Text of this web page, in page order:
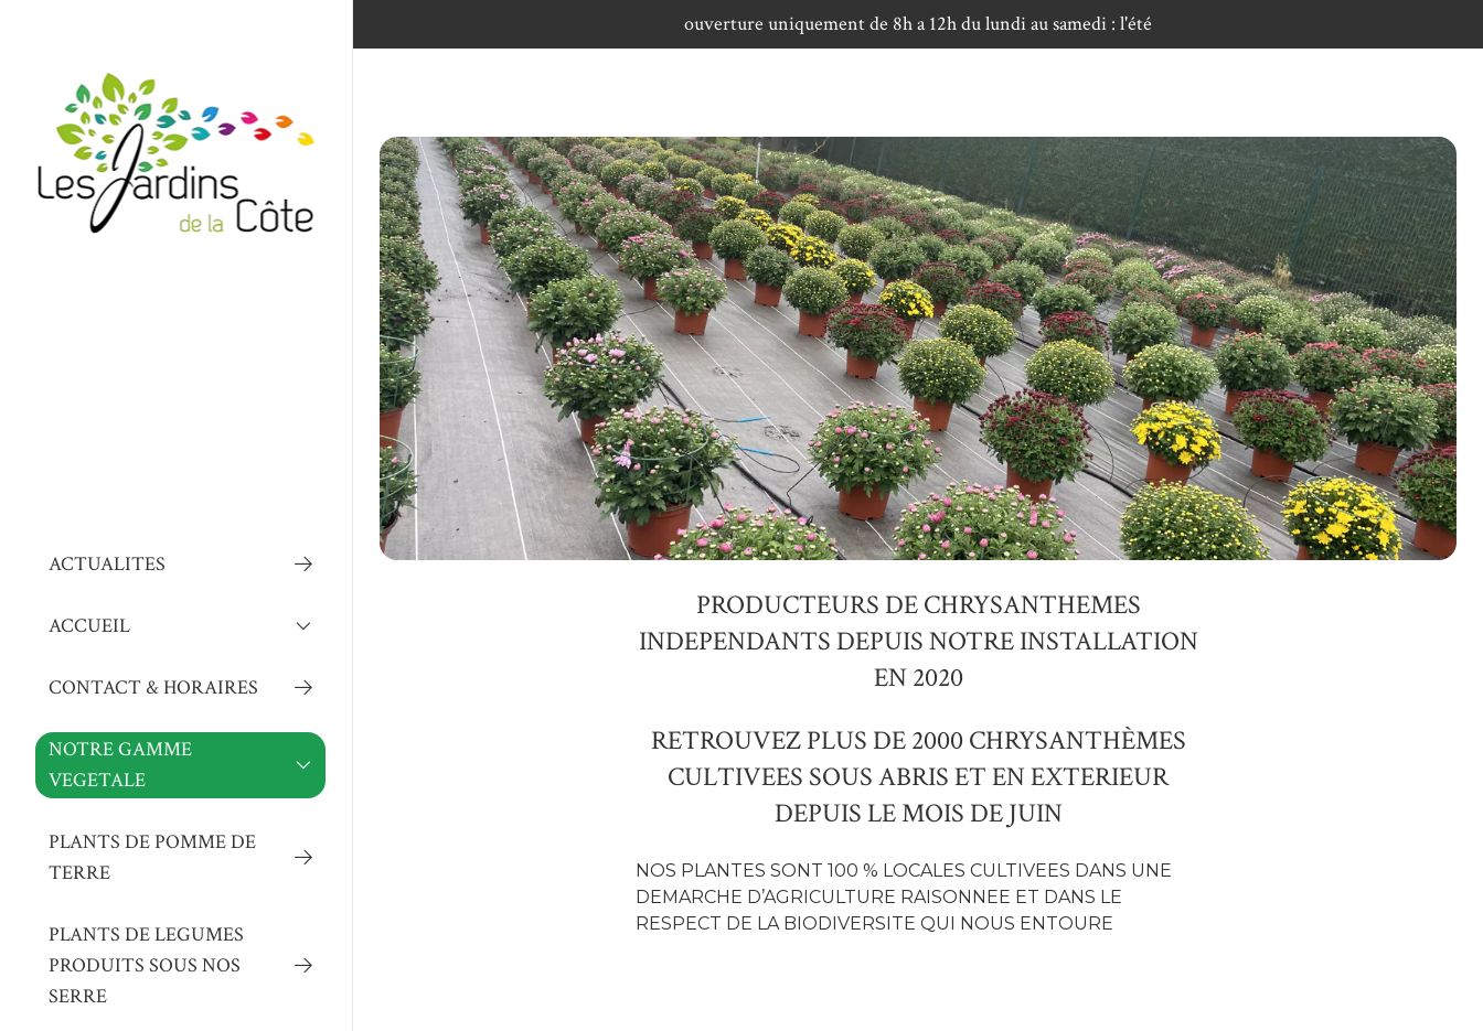
ouverture uniquement de 8h a 12h du lundi au samedi : l'été
ACTUALITES
ACCUEIL
CONTACT & HORAIRES
NOTRE GAMME
VEGETALE
PETITS FRUITS & FRUITIERS
ESPACE ARBRES ET ARBUSTES
SEPULTURES
PLANTES VIVACES & ANNUELLES
PLANTS DE POMME DE
TERRE
PLANTS DE LEGUMES
PRODUITS SOUS NOS
SERRE
PRODUCTEURS DE CHRYSANTHEMES
INDEPENDANTS DEPUIS NOTRE INSTALLATION
EN 2020
RETROUVEZ PLUS DE 2000 CHRYSANTHÈMES
CULTIVEES SOUS ABRIS ET EN EXTERIEUR
DEPUIS LE MOIS DE JUIN
NOS PLANTES SONT 100 % LOCALES CULTIVEES DANS UNE
DEMARCHE D’AGRICULTURE RAISONNEE ET DANS LE
RESPECT DE LA BIODIVERSITE QUI NOUS ENTOURE